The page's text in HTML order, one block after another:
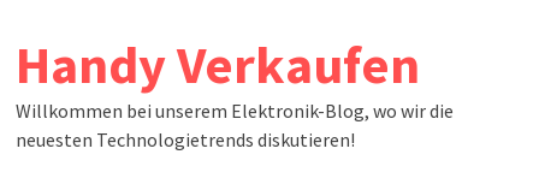
Inhalt
springen
Handy Verkaufen
Willkommen bei unserem Elektronik-Blog, wo wir die
neuesten Technologietrends diskutieren!